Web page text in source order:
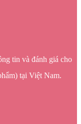
tin và đánh giá cho
tại Việt Nam.